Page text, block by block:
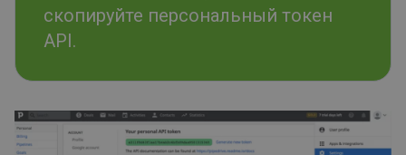
скопируйте персональный токен
API.